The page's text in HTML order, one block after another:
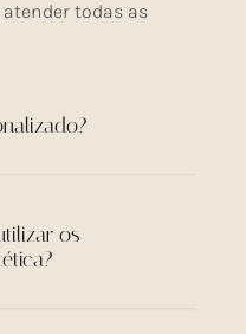
todas as
os